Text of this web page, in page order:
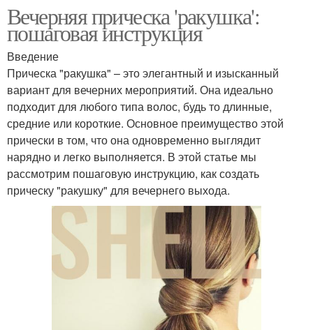
Вечерняя прическа 'ракушка':
пошаговая инструкция
Введение
Прическа "ракушка" – это элегантный и изысканный
вариант для вечерних мероприятий. Она идеально
подходит для любого типа волос, будь то длинные,
средние или короткие. Основное преимущество этой
прически в том, что она одновременно выглядит
нарядно и легко выполняется. В этой статье мы
рассмотрим пошаговую инструкцию, как создать
прическу "ракушку" для вечернего выхода.